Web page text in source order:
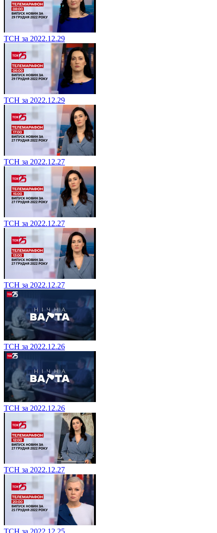
ТСН за 2022.12.29
ТСН за 2022.12.29
ТСН за 2022.12.27
ТСН за 2022.12.27
ТСН за 2022.12.27
ТСН за 2022.12.26
ТСН за 2022.12.26
ТСН за 2022.12.27
ТСН за 2022.12.25